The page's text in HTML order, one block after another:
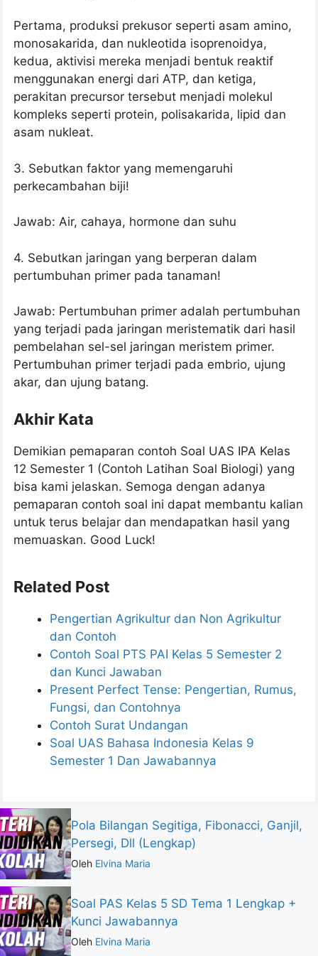
Pertama, produksi prekusor seperti asam amino,
monosakarida, dan nukleotida isoprenoidya,
kedua, aktivisi mereka menjadi bentuk reaktif
menggunakan energi dari ATP, dan ketiga,
perakitan precursor tersebut menjadi molekul
kompleks seperti protein, polisakarida, lipid dan
asam nukleat.
3. Sebutkan faktor yang memengaruhi
perkecambahan biji!
Jawab: Air, cahaya, hormone dan suhu
4. Sebutkan jaringan yang berperan dalam
pertumbuhan primer pada tanaman!
Jawab: Pertumbuhan primer adalah pertumbuhan
yang terjadi pada jaringan meristematik dari hasil
pembelahan sel-sel jaringan meristem primer.
Pertumbuhan primer terjadi pada embrio, ujung
akar, dan ujung batang.
Akhir Kata
Demikian pemaparan contoh Soal UAS IPA Kelas
12 Semester 1 (Contoh Latihan Soal Biologi) yang
bisa kami jelaskan. Semoga dengan adanya
pemaparan contoh soal ini dapat membantu kalian
untuk terus belajar dan mendapatkan hasil yang
memuaskan. Good Luck!
Related Post
Pengertian Agrikultur dan Non Agrikultur
dan Contoh
Contoh Soal PTS PAI Kelas 5 Semester 2
dan Kunci Jawaban
Present Perfect Tense: Pengertian, Rumus,
Fungsi, dan Contohnya
Contoh Surat Undangan
Soal UAS Bahasa Indonesia Kelas 9
Semester 1 Dan Jawabannya
Pola Bilangan Segitiga, Fibonacci, Ganjil,
Persegi, Dll (Lengkap)
Oleh Elvina Maria
Soal PAS Kelas 5 SD Tema 1 Lengkap +
Kunci Jawabannya
Oleh Elvina Maria